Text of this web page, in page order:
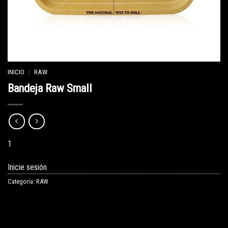
INICIO / RAW
Bandeja Raw Small
1
Inicie sesión
Categoría: RAW